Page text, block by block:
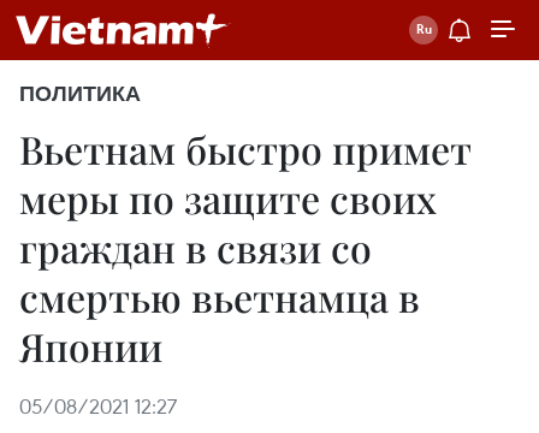
ПОЛИТИКА
Вьетнам быстро примет
меры по защите своих
граждан в связи со
смертью вьетнамца в
Японии
05/08/2021 12:27